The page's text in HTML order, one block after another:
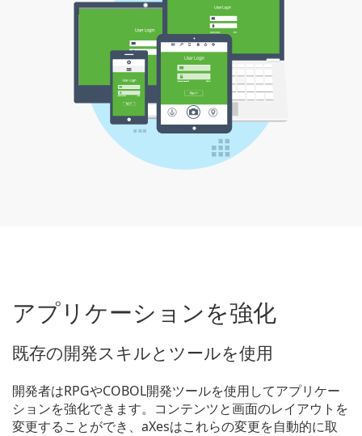
アプリケーションを強化
既存の開発スキルとツールを使用
開発者はRPGやCOBOL開発ツールを使用してアプリケー
ションを強化できます。コンテンツと画面のレイアウトを
変更することができ、aXesはこれらの変更を自動的に取